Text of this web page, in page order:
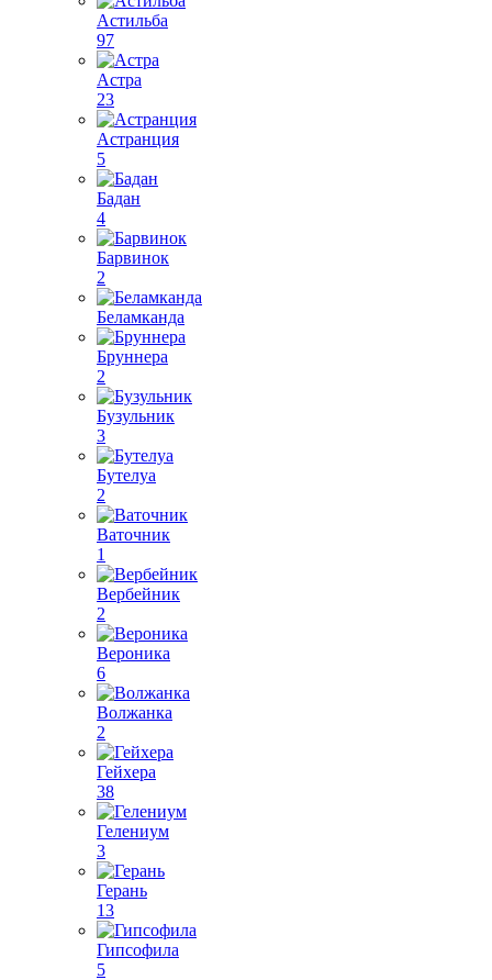
Астильба
97
Астра
23
Астранция
5
Бадан
4
Барвинок
2
Беламканда
Бруннера
2
Бузульник
3
Бутелуа
2
Ваточник
1
Вербейник
2
Вероника
6
Волжанка
2
Гейхера
38
Гелениум
3
Герань
13
Гипсофила
5